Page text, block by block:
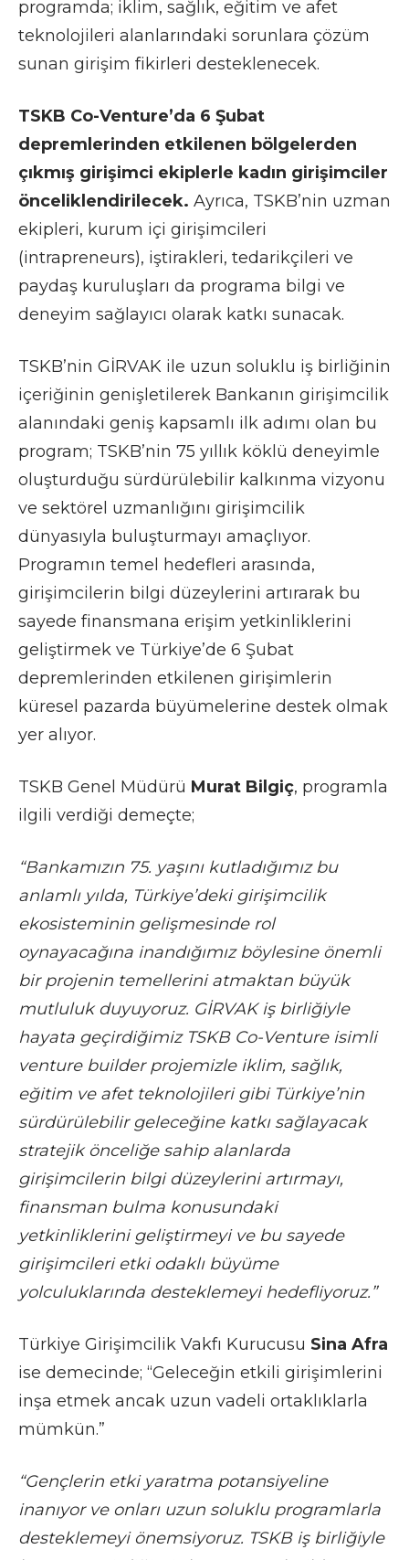
programda; iklim, sağlık, eğitim ve afet
teknolojileri alanlarındaki sorunlara çözüm
sunan girişim fikirleri desteklenecek.
TSKB Co-Venture’da 6 Şubat
depremlerinden etkilenen bölgelerden
çıkmış girişimci ekiplerle kadın girişimciler
önceliklendirilecek. Ayrıca, TSKB’nin uzman
ekipleri, kurum içi girişimcileri
(intrapreneurs), iştirakleri, tedarikçileri ve
paydaş kuruluşları da programa bilgi ve
deneyim sağlayıcı olarak katkı sunacak.
TSKB’nin GİRVAK ile uzun soluklu iş birliğinin
içeriğinin genişletilerek Bankanın girişimcilik
alanındaki geniş kapsamlı ilk adımı olan bu
program; TSKB’nin 75 yıllık köklü deneyimle
oluşturduğu sürdürülebilir kalkınma vizyonu
ve sektörel uzmanlığını girişimcilik
dünyasıyla buluşturmayı amaçlıyor.
Programın temel hedefleri arasında,
girişimcilerin bilgi düzeylerini artırarak bu
sayede finansmana erişim yetkinliklerini
geliştirmek ve Türkiye’de 6 Şubat
depremlerinden etkilenen girişimlerin
küresel pazarda büyümelerine destek olmak
yer alıyor.
TSKB Genel Müdürü Murat Bilgiç, programla
ilgili verdiği demeçte;
“Bankamızın 75. yaşını kutladığımız bu
anlamlı yılda, Türkiye’deki girişimcilik
ekosisteminin gelişmesinde rol
oynayacağına inandığımız böylesine önemli
bir projenin temellerini atmaktan büyük
mutluluk duyuyoruz. GİRVAK iş birliğiyle
hayata geçirdiğimiz TSKB Co-Venture isimli
venture builder projemizle iklim, sağlık,
eğitim ve afet teknolojileri gibi Türkiye’nin
sürdürülebilir geleceğine katkı sağlayacak
stratejik önceliğe sahip alanlarda
girişimcilerin bilgi düzeylerini artırmayı,
finansman bulma konusundaki
yetkinliklerini geliştirmeyi ve bu sayede
girişimcileri etki odaklı büyüme
yolculuklarında desteklemeyi hedefliyoruz.”
Türkiye Girişimcilik Vakfı Kurucusu Sina Afra
ise demecinde; “Geleceğin etkili girişimlerini
inşa etmek ancak uzun vadeli ortaklıklarla
mümkün.”
“Gençlerin etki yaratma potansiyeline
inanıyor ve onları uzun soluklu programlarla
desteklemeyi önemsiyoruz. TSKB iş birliğiyle